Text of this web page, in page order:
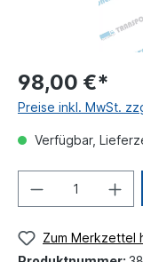
98,00 €*
Preise inkl. MwSt.
Verfügbar,
Zum Merkzettel